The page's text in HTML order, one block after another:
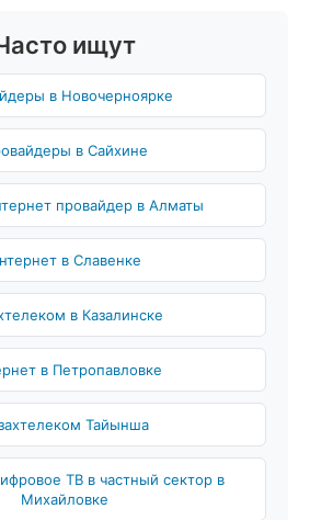
ищут
в Новочерноярке
в Сайхине
провайдер в Алматы
в Славенке
в Казалинске
в Петропавловке
Тайынша
ТВ в частный сектор в
Михайловке